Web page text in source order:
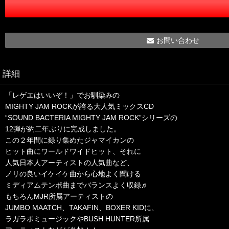
お問い合わせ
詳細
「レゲエはいいぞ！」でお馴染みの
MIGHTY JAM ROCKが誇る大人気ミックスCD
“SOUND BACTERIA MIGHTY JAM ROCK”シリーズの
12弾が約二年ぶりに完成しました。
この２年間に録り集めたジャマイカンの
ヒット曲にワールドワイドヒット、それに
人気日本人アーティストの人気曲など、
ノリの良いイケイケ曲から心地よく聞ける
ミディアムテンポ曲までバランスよく収録♬
もちろんMJR所属アーティストの
JUMBO MAATCH、TAKAFIN、BOXER KIDに、
ラガラボミュージックやBUSH HUNTER所属